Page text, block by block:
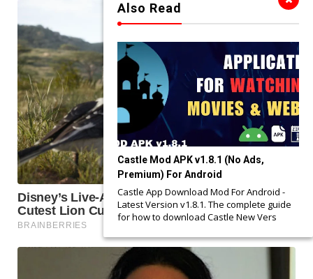
Also Read
Castle Mod APK v1.8.1 (No Ads,
Premium) For Android
Castle App Download Mod For Android -
Latest Version v1.8.1. The complete guide
for how to download Castle New Vers